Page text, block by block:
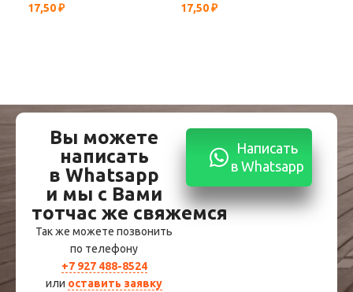
17,50₽
17,50₽
Вы можете
написать
в Whatsapp
и мы с Вами
тотчас же свяжемся
Так же можете позвонить
по телефону
+7 927 488-8524
или оставить заявку
Написать
в Whatsapp